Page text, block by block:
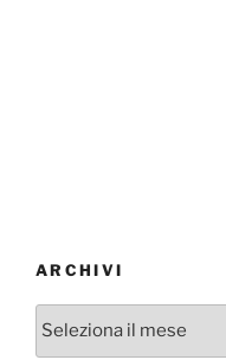
ARCHIVI
Archivi